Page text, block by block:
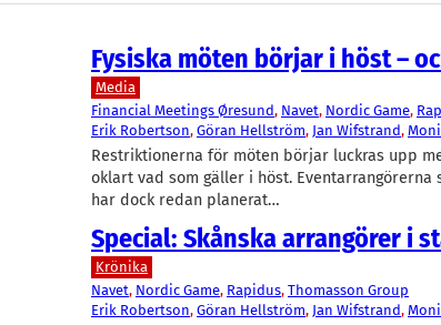
Fysiska möten börjar i höst –
Media
Financial Meetings Øresund, Navet, Nordic Game,
Erik Robertson, Göran Hellström, Jan Wifstrand,
Restriktionerna för möten börjar luckras upp
oklart vad som gäller i höst. Eventarrangörerna
har dock redan planerat…
Special: Skånska arrangörer i
Krönika
Navet, Nordic Game, Rapidus, Thomasson Group
Erik Robertson, Göran Hellström, Jan Wifstrand,